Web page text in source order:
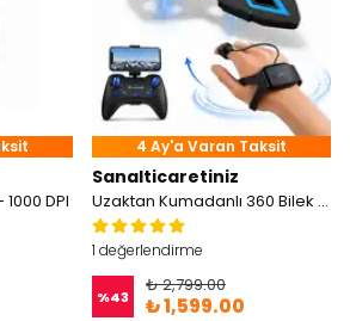
DPI
4 Ay'a Varan Taksit
Sanalticaretiniz
Uzaktan Kumadanlı 360 Bilek Kontrol Uçak Drone
1 değerlendirme
%43
₺ 2,799.00
₺ 1,599.00